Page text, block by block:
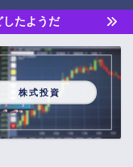
したようだ
株式投資